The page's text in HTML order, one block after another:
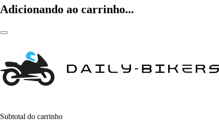
Adicionando ao carrinho...
Subtotal do carrinho